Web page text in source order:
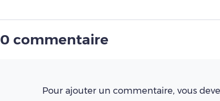
0 commentaire
Pour ajouter un commentaire, vous